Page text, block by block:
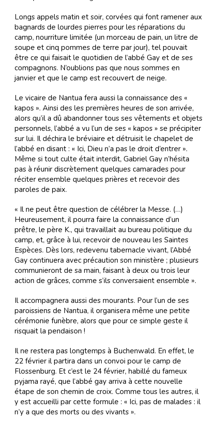
Longs appels matin et soir, corvées qui font ramener aux
bagnards de lourdes pierres pour les réparations du
camp, nourriture limitée (un morceau de pain, un litre de
soupe et cinq pommes de terre par jour), tel pouvait
être ce qui faisait le quotidien de l’abbé Gay et de ses
compagnons. N’oublions pas que nous sommes en
janvier et que le camp est recouvert de neige.
Le vicaire de Nantua fera aussi la connaissance des «
kapos ». Ainsi des les premières heures de son arrivée,
alors qu’il a dû abandonner tous ses vêtements et objets
personnels, l’abbé a vu l’un de ses « kapos » se précipiter
sur lui. Il déchira le bréviaire et détruisit le chapelet de
l’abbé en disant : « Ici, Dieu n’a pas le droit d’entrer ».
Même si tout culte était interdit, Gabriel Gay n’hésita
pas à réunir discrètement quelques camarades pour
réciter ensemble quelques prières et recevoir des
paroles de paix.
« Il ne peut être question de célébrer la Messe. (…)
Heureusement, il pourra faire la connaissance d’un
prêtre, le père K., qui travaillait au bureau politique du
camp, et, grâce à lui, recevoir de nouveau les Saintes
Espèces. Dès lors, redevenu tabernacle vivant, l’Abbé
Gay continuera avec précaution son ministère ; plusieurs
communieront de sa main, faisant à deux ou trois leur
action de grâces, comme s’ils conversaient ensemble ».
Il accompagnera aussi des mourants. Pour l’un de ses
paroissiens de Nantua, il organisera même une petite
cérémonie funèbre, alors que pour ce simple geste il
risquait la pendaison !
Il ne restera pas longtemps à Buchenwald. En effet, le
22 février il partira dans un convoi pour le camp de
Flossenburg. Et c’est le 24 février, habillé du fameux
pyjama rayé, que l’abbé gay arriva à cette nouvelle
étape de son chemin de croix. Comme tous les autres, il
y est accueilli par cette formule : « Ici, pas de malades : il
n’y a que des morts ou des vivants ».